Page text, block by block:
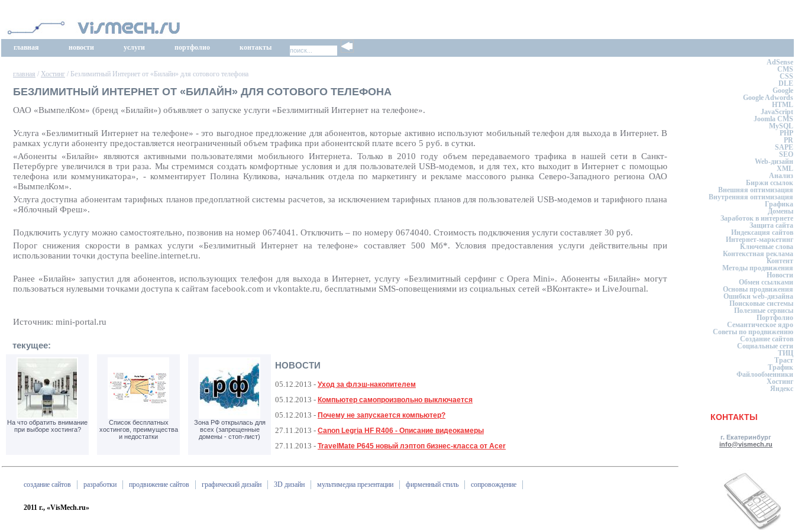
главная новости услуги портфолио контакты
главная / Хостинг / Безлимитный Интернет от «Билайн» для сотового телефона
БЕЗЛИМИТНЫЙ ИНТЕРНЕТ ОТ «БИЛАЙН» ДЛЯ СОТОВОГО ТЕЛЕФОНА
ОАО «ВымпелКом» (бренд «Билайн») объявляет о запуске услуги «Безлимитный Интернет на телефоне».
Услуга «Безлимитный Интернет на телефоне» - это выгодное предложение для абонентов, которые активно используют мобильный телефон для выхода в Интернет. В
рамках услуги абоненту предоставляется неограниченный объем трафика при абонентской плате всего 5 руб. в сутки.
«Абоненты «Билайн» являются активными пользователями мобильного Интернета. Только в 2010 году объем передаваемого трафика в нашей сети в Санкт-
Петербурге увеличился в три раза. Мы стремимся создать комфортные условия и для пользователей USB-модемов, и для тех, кто выходит в Интернет с помощью
телефона или коммуникатора», - комментирует Полина Куликова, начальник отдела по маркетингу и рекламе массового рынка Северо-Западного региона ОАО
«ВымпелКом».
Услуга доступна абонентам тарифных планов предоплатной системы расчетов, за исключением тарифных планов для пользователей USB-модемов и тарифного плана
«Яблочный Фреш».
Подключить услугу можно самостоятельно, позвонив на номер 0674041. Отключить – по номеру 0674040. Стоимость подключения услуги составляет 30 руб.
Порог снижения скорости в рамках услуги «Безлимитный Интернет на телефоне» составляет 500 Mб*. Условия предоставления услуги действительны при
использовании точки доступа beeline.internet.ru.
Ранее «Билайн» запустил для абонентов, использующих телефон для выхода в Интернет, услугу «Безлимитный серфинг с Opera Mini». Абоненты «Билайн» могут
пользоваться нулевыми точками доступа к сайтам facebook.com и vkontakte.ru, бесплатными SMS-оповещениями из социальных сетей «ВКонтакте» и LiveJournal.
Источник: mini-portal.ru
AdSense
CMS
CSS
DLE
Google
Google Adwords
HTML
JavaScript
Joomla CMS
MySQL
PHP
PR
SAPE
SEO
Web-дизайн
XML
Анализ
Биржи ссылок
Внешняя оптимизация
Внутренняя оптимизация
Графика
Домены
Заработок в интернете
Защита сайта
Индексация сайтов
Интернет-маркетинг
Ключевые слова
Контекстная реклама
Контент
Методы продвижения
Новости
Обмен ссылками
Основы продвижения
Ошибки web-дизайна
Поисковые системы
Полезные сервисы
Портфолио
Семантическое ядро
Советы по продвижению
Создание сайтов
Социальные сети
ТИЦ
Траст
Трафик
Файлообменники
Хостинг
Яндекс
КОНТАКТЫ
г. Екатеринбург
info@vismech.ru
текущее:
На что обратить внимание
при выборе хостинга?
Список бесплатных
хостингов, преимущества
и недостатки
Зона РФ открылась для
всех (запрещенные
домены - стоп-лист)
НОВОСТИ
05.12.2013 - Уход за флэш-накопителем
05.12.2013 - Компьютер самопроизвольно выключается
05.12.2013 - Почему не запускается компьютер?
27.11.2013 - Canon Legria HF R406 - Описание видеокамеры
27.11.2013 - TravelMate P645 новый лэптоп бизнес-класса от Acer
создание сайтов разработки продвижение сайтов графический дизайн 3D дизайн мультимедиа презентации фирменный стиль сопровождение
2011 г., «VisMech.ru»